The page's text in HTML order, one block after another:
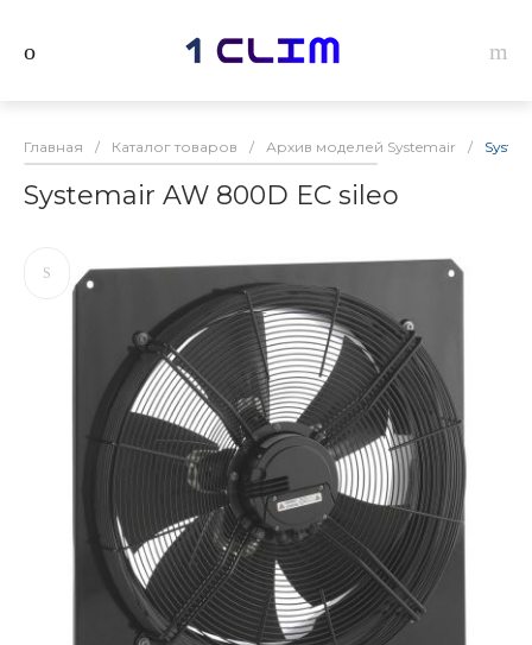
Главная / Каталог товаров / Архив моделей Systemair /
Systemair AW 800D EC sileo